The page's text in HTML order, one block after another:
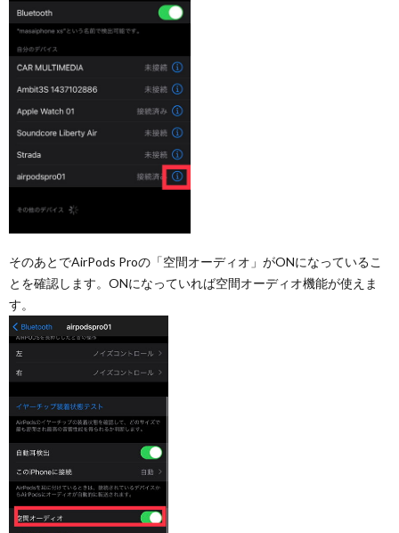
そのあとでAirPods Proの「空間オーディオ」がONになっているこ
とを確認します。ONになっていれば空間オーディオ機能が使えま
す。